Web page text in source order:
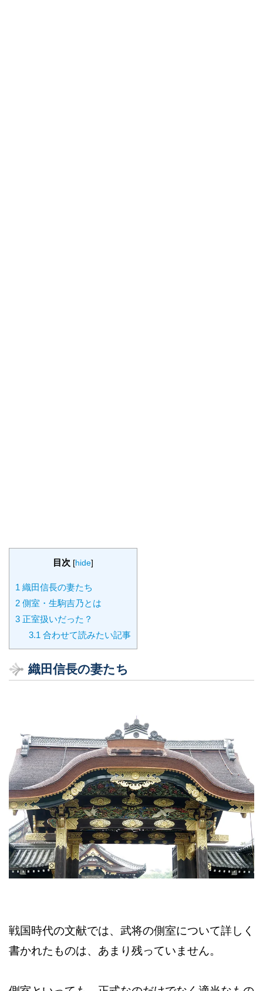
目次 [hide]
1 織田信長の妻たち
2 側室・生駒吉乃とは
3 正室扱いだった？
3.1 合わせて読みたい記事
織田信長の妻たち
戦国時代の文献では、武将の側室について詳しく
書かれたものは、あまり残っていません。